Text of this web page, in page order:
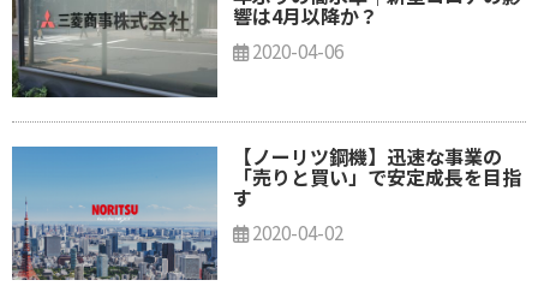
響は4月以降か？
2020-04-06
【ノーリツ鋼機】迅速な事業の
「売りと買い」で安定成長を目指
す
2020-04-02